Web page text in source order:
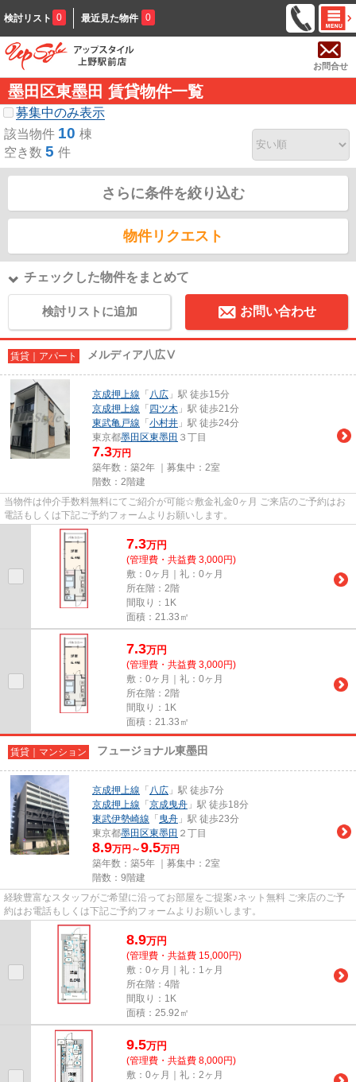
検討リスト 0 最近見た物件 0
お問合せ
墨田区東墨田 賃貸物件一覧
募集中のみ表示
該当物件 10 棟
空き数 5 件
さらに条件を絞り込む
物件リクエスト
チェックした物件をまとめて
検討リストに追加 お問い合わせ
賃貸｜アパート メルディア八広Ⅴ
京成押上線 「 八広 」駅 徒歩15分
京成押上線 「 四ツ木 」駅 徒歩21分
東武亀戸線 「 小村井 」駅 徒歩24分
東京都墨田区東墨田 ３丁目
7.3万円
築年数：築2年 ｜募集中： 2室
階数：2階建
当物件は仲介手数料無料にてご紹介が可能☆敷金礼金0ヶ月 ご来店のご予約はお
電話もしくは下記ご予約フォームよりお願いします。
7.3万円
(管理費・共益費 3,000円)
敷：0ヶ月｜礼：0ヶ月
所在階：2階
間取り：1K
面積：21.33㎡
7.3万円
(管理費・共益費 3,000円)
敷：0ヶ月｜礼：0ヶ月
所在階：2階
間取り：1K
面積：21.33㎡
賃貸｜マンション フュージョナル東墨田
京成押上線 「 八広 」駅 徒歩7分
京成押上線 「 京成曳舟 」駅 徒歩18分
東武伊勢崎線 「 曳舟 」駅 徒歩23分
東京都墨田区東墨田 ２丁目
8.9万円～9.5万円
築年数：築5年 ｜募集中： 2室
階数：9階建
経験豊富なスタッフがご希望に沿ってお部屋をご提案♪ネット無料 ご来店のご予
約はお電話もしくは下記ご予約フォームよりお願いします。
8.9万円
(管理費・共益費 15,000円)
敷：0ヶ月｜礼：1ヶ月
所在階：4階
間取り：1K
面積：25.92㎡
9.5万円
(管理費・共益費 8,000円)
敷：0ヶ月｜礼：2ヶ月